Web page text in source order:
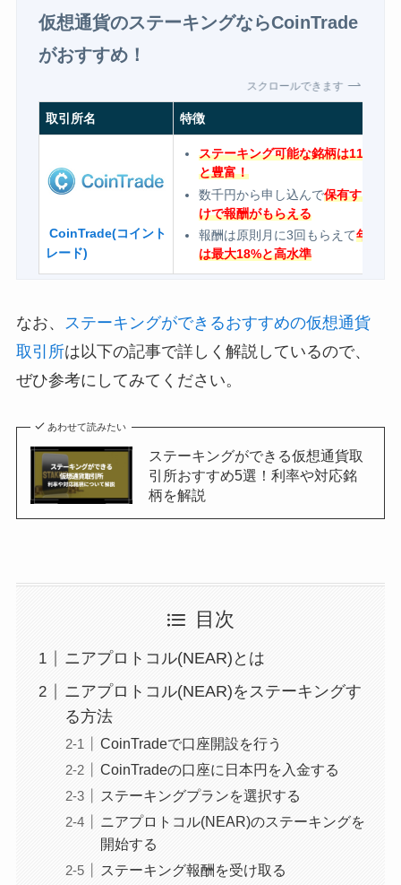
仮想通貨のステーキングならCoinTrade
がおすすめ！
スクロールできます
取引所名 特徴
CoinTrade(コイント
レード)
ステーキング可能な銘柄は11種類
と豊富！
数千円から申し込んで保有するだ
けで報酬がもらえる
報酬は原則月に3回もらえて年率
は最大18%と高水準
なお、
ステーキングができるおすすめの仮想通貨
取引所は以下の記事で詳しく解説しているので、
ぜひ参考にしてみてください。
あわせて読みたい
ステーキングができる仮想通貨取
引所おすすめ5選！利率や対応銘
柄を解説
目次
ニアプロトコル(NEAR)とは
ニアプロトコル(NEAR)をステーキングす
る方法
CoinTradeで口座開設を行う
CoinTradeの口座に日本円を入金する
ステーキングプランを選択する
ニアプロトコル(NEAR)のステーキングを
開始する
ステーキング報酬を受け取る